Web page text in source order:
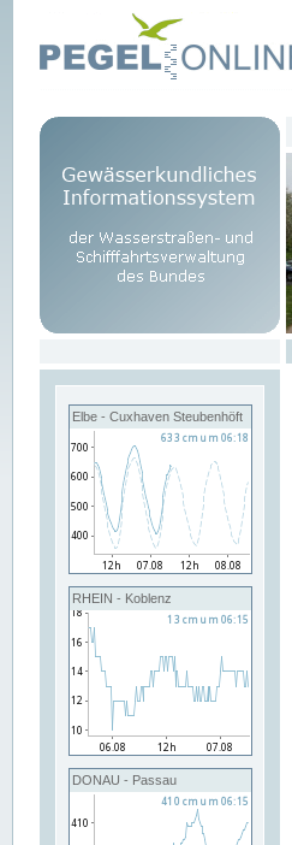
Elbe - Cuxhaven Steubenhöft
RHEIN - Koblenz
DONAU - Passau